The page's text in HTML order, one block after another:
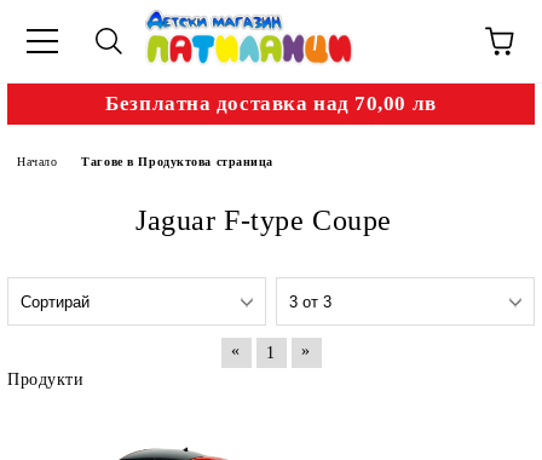
Безплатна доставка над 70,00 лв
Начало Тагове в Продуктова страница
Jaguar F-type Coupe
« 1
»
Продукти